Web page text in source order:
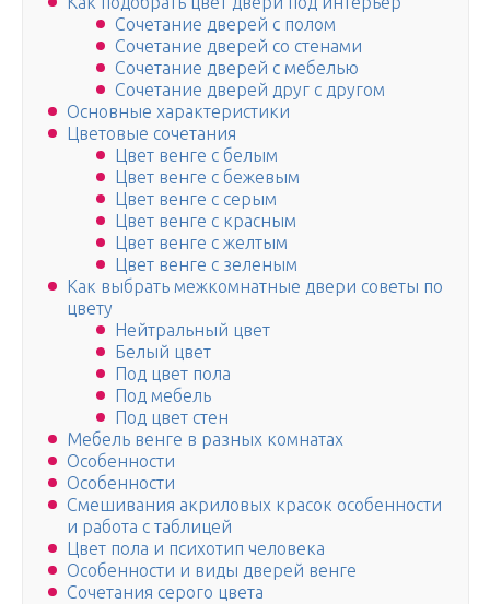
Сочетание дверей с полом
Сочетание дверей со стенами
Сочетание дверей с мебелью
Сочетание дверей друг с другом
Основные характеристики
Цветовые сочетания
Цвет венге с белым
Цвет венге с бежевым
Цвет венге с серым
Цвет венге с красным
Цвет венге с желтым
Цвет венге с зеленым
Как выбрать межкомнатные двери советы по
цвету
Нейтральный цвет
Белый цвет
Под цвет пола
Под мебель
Под цвет стен
Мебель венге в разных комнатах
Особенности
Особенности
Смешивания акриловых красок особенности
и работа с таблицей
Цвет пола и психотип человека
Особенности и виды дверей венге
Сочетания серого цвета